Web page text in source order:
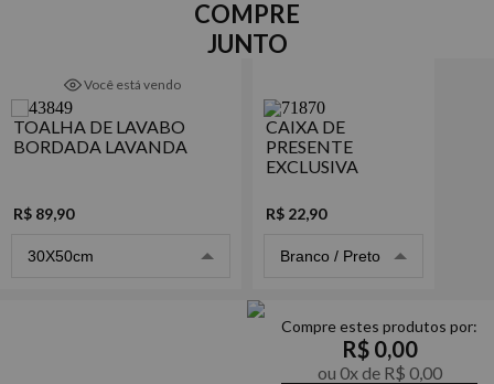
pré encolhida, deixando a toalha extremamente macia e
surpreendentemente leve. Uma opção perfeita para
presentear alguém especial e para quem ama deixar o lavabo
linhas especiais que garantem maior durabilidade e elegância.
500g/m²
Detalhes
- Acabamento bordado, pré-lavada e pré-encolhida
Marca
Marlene Enxovais
COMPRE
JUNTO
Você está vendo
TOALHA DE LAVABO
BORDADA LAVANDA
R$ 89,90
30X50cm
CAIXA DE
PRESENTE
EXCLUSIVA
R$ 22,90
Branco / Preto
Compre estes produtos por:
R$ 0,00
ou 0x de R$ 0,00